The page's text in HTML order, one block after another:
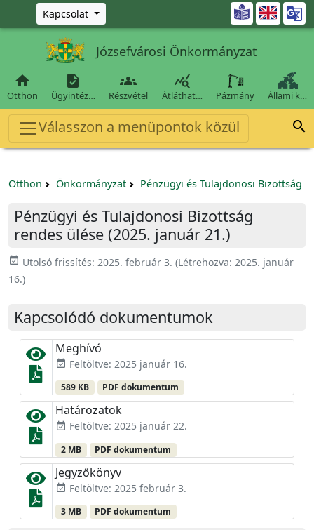
Ugrás a fő tartalomra
Kapcsolat 
Józsefvárosi Önkormányzat

Otthon

Ügyintéz…

Részvétel

Átláthat… Pázmány Állami k…
Válasszon a menüpontok közül 
Otthon Önkormányzat Pénzügyi és Tulajdonosi Bizottság
Pénzügyi és Tulajdonosi Bizottság
rendes ülése (2025. január 21.)
event_available Utolsó frissítés: 2025. február 3. (Létrehozva: 2025. január
16.)
Kapcsolódó dokumentumok
Meghívó
event_available Feltöltve: 2025 január 16.
589 KB PDF dokumentum
Határozatok
event_available Feltöltve: 2025 január 22.
2 MB PDF dokumentum
Jegyzőkönyv
event_available Feltöltve: 2025 február 3.
3 MB PDF dokumentum